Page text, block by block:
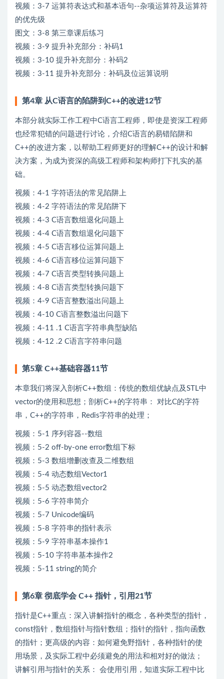
视频：3-7 运算符表达式和基本语句--杂项运算符及运算符
的优先级
图文：3-8 第三章课后练习
视频：3-9 提升补充部分：补码1
视频：3-10 提升补充部分：补码2
视频：3-11 提升补充部分：补码及位运算说明
第4章 从C语言的陷阱到C++的改进12节
本部分就实际工作工程中C语言工程师，即使是资深工程师
也经常犯错的问题进行讨论，介绍C语言的易错陷阱和
C++的改进方案，以帮助工程师更好的理解C++的设计和解
决方案，为成为资深的高级工程师和架构师打下扎实的基
础。
视频：4-1 字符语法的常见陷阱上
视频：4-2 字符语法的常见陷阱下
视频：4-3 C语言数组退化问题上
视频：4-4 C语言数组退化问题下
视频：4-5 C语言移位运算问题上
视频：4-6 C语言移位运算问题下
视频：4-7 C语言类型转换问题上
视频：4-8 C语言类型转换问题下
视频：4-9 C语言整数溢出问题上
视频：4-10 C语言整数溢出问题下
视频：4-11 .1 C语言字符串典型缺陷
视频：4-12 .2 C语言字符串问题
第5章 C++基础容器11节
本章我们将深入剖析C++数组：传统的数组优缺点及STL中
vector的使用和思想；剖析C++的字符串： 对比C的字符
串，C++的字符串，Redis字符串的处理；
视频：5-1 序列容器--数组
视频：5-2 off-by-one error数组下标
视频：5-3 数组增删改查及二维数组
视频：5-4 动态数组Vector1
视频：5-5 动态数组vector2
视频：5-6 字符串简介
视频：5-7 Unicode编码
视频：5-8 字符串的指针表示
视频：5-9 字符串基本操作1
视频：5-10 字符串基本操作2
视频：5-11 string的简介
第6章 彻底学会 C++ 指针，引用21节
指针是C++重点：深入讲解指针的概念，各种类型的指针，
const指针，数组指针与指针数组；指针的指针，指向函数
的指针；更高级的内容：如何避免野指针，各种指针的使
用场景，及实际工程中必须避免的用法和相对好的做法；
讲解引用与指针的关系： 会使用引用，知道实际工程中比